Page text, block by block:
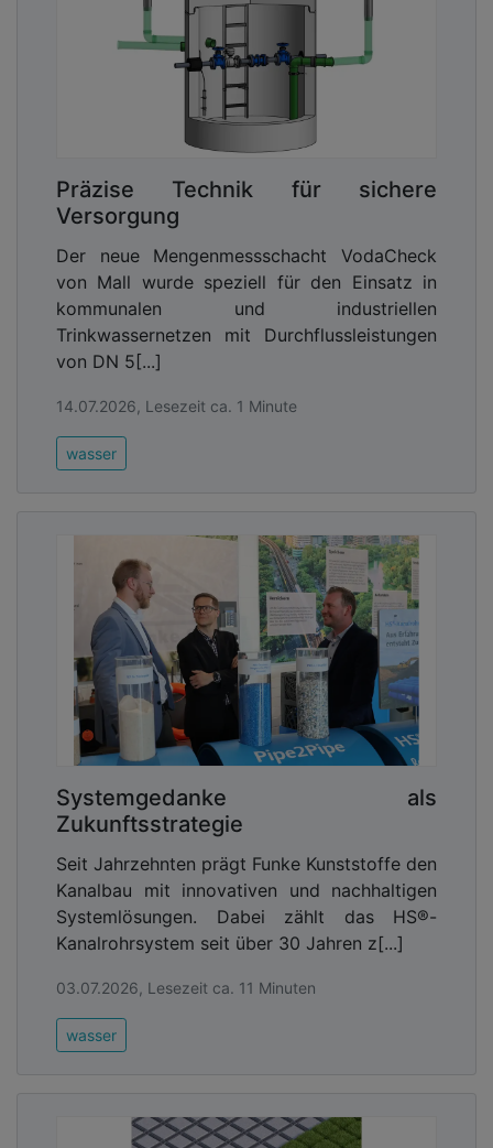
Präzise Technik für sichere
Versorgung
Der neue Mengenmessschacht VodaCheck
von Mall wurde speziell für den Einsatz in
kommunalen und industriellen
Trinkwassernetzen mit Durchflussleistungen
von DN 5[...]
14.07.2026, Lesezeit ca. 1 Minute
wasser
Systemgedanke als
Zukunftsstrategie
Seit Jahrzehnten prägt Funke Kunststoffe den
Kanalbau mit innovativen und nachhaltigen
Systemlösungen. Dabei zählt das HS®-
Kanalrohrsystem seit über 30 Jahren z[...]
03.07.2026, Lesezeit ca. 11 Minuten
wasser